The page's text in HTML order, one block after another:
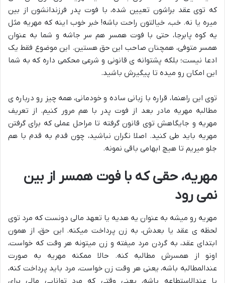
که توی عقد براشون تعیین شده، با فوت پدر فرزندانشون از بین
میره یا نه. خب، خیالتون راحت باشه! خبر خوب اینه که مهریه مثل
یه کوه پابرجا، حتی با فوت همسر هم سر جاشه و شما به عنوان
همسر متوفی، همچنان صاحب این حق هستین. این موضوع فقط یک
ادعا نیست؛ بلکه پشتوانه ی قانونی و شرعی محکمی داره که به شما
این امکان رو میده تا پیگیرش باشید.
توی این راهنما، قراره با زبانی ساده و خودمانی، همه چیز رو درباره ی
مطالبه مهریه مادر بعد از فوت پدر با هم مرور کنیم. از تعریف
مهریه و جایگاهش توی قانون گرفته تا مراحل عملی که برای گرفتن
مهریه باید طی کنید. اصلا نگران نباشید، چون قدم به قدم با هم
جلو میریم تا هیچ ابهامی باقی نمونه.
مهریه، حقی که با فوت همسر از بین
نمی رود
مهریه رو میشه به عنوان یه هدیه یا تعهد مالی دونست که مرد توی
لحظه ی عقد یا بعدش، به زن پرداخت میکنه. این حق، از همون
ابتدای عقد، به گردن مرد میفته و زن میتونه هر وقت که خواست،
اونو از همسرش مطالبه کنه. حالا ممکنه مهریه به صورت
عندالمطالبه باشه، یعنی هر وقت زن خواست، مرد باید پرداخت کنه،
یا عندالاستطاعه باشه، یعنی وقتی که مرد توانایی مالی برای